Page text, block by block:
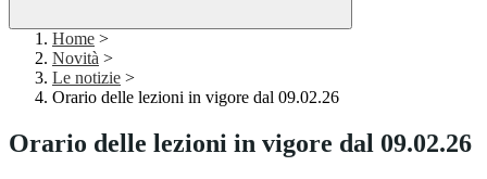
Home >
Novità >
Le notizie >
Orario delle lezioni in vigore dal 09.02.26
Orario delle lezioni in vigore dal 09.02.26